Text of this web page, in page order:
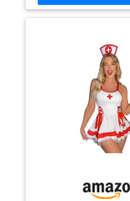
différentes formes de cou et de
maintien optimal. Il est
DÉLICATE ET DOS NU】Orné
le haut du corps, ce body
complexes qui rehaussent son
ajoute une touche de
choix idéal pour les
POLYVALENTE】Idéal pour de
spéciaux, cet ensemble de
lunes de miel, des nuits de
lingerie. C'est également un
les occasions festives
Halloween et Noël. 【❤️‍🔥CONTENU
Père Noël body d'infirmière
femme, 1 string, 1 bonnet
après votre achat ou si vous
après réception, n'hésitez pas à